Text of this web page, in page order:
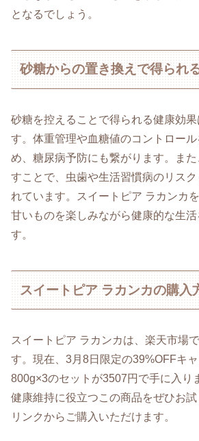
となるでしょう。
砂糖からの置き換えで得られ
砂糖を控えることで得られる健康効果
す。体重管理や血糖値のコントロー
め、糖尿病予防にも繋がります。ま
すことで、虫歯や生活習慣病のリス
れています。スイートピア ラカンカ
甘いものを楽しみながら健康的な生
す。
スイートピア ラカンカの購入
スイートピア ラカンカは、楽天市場
す。現在、3月8日限定の39%OFFキャ
800g×3のセットが3507円で手に入り
健康維持に役立つこの商品をぜひお
リンクからご購入いただけます。